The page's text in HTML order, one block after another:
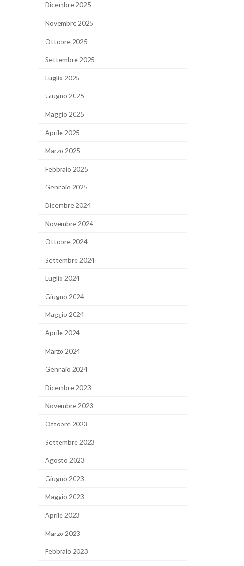
Dicembre 2025
Novembre 2025
Ottobre 2025
Settembre 2025
Luglio 2025
Giugno 2025
Maggio 2025
Aprile 2025
Marzo 2025
Febbraio 2025
Gennaio 2025
Dicembre 2024
Novembre 2024
Ottobre 2024
Settembre 2024
Luglio 2024
Giugno 2024
Maggio 2024
Aprile 2024
Marzo 2024
Gennaio 2024
Dicembre 2023
Novembre 2023
Ottobre 2023
Settembre 2023
Agosto 2023
Giugno 2023
Maggio 2023
Aprile 2023
Marzo 2023
Febbraio 2023